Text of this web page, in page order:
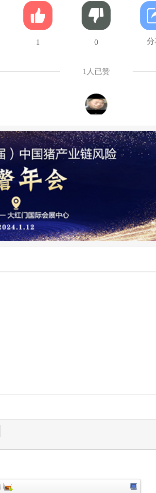
1 0 分
1 人已赞